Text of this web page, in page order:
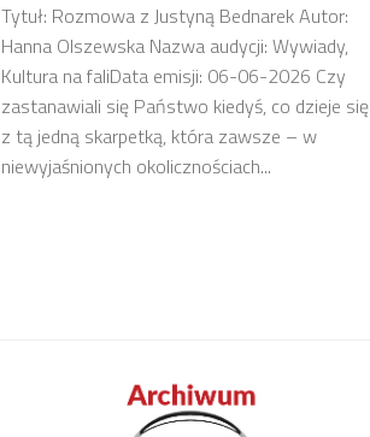
Tytuł: Rozmowa z Justyną Bednarek Autor:
Hanna Olszewska Nazwa audycji: Wywiady,
Kultura na faliData emisji: 06-06-2026 Czy
zastanawiali się Państwo kiedyś, co dzieje się
z tą jedną skarpetką, która zawsze – w
niewyjaśnionych okolicznościach...